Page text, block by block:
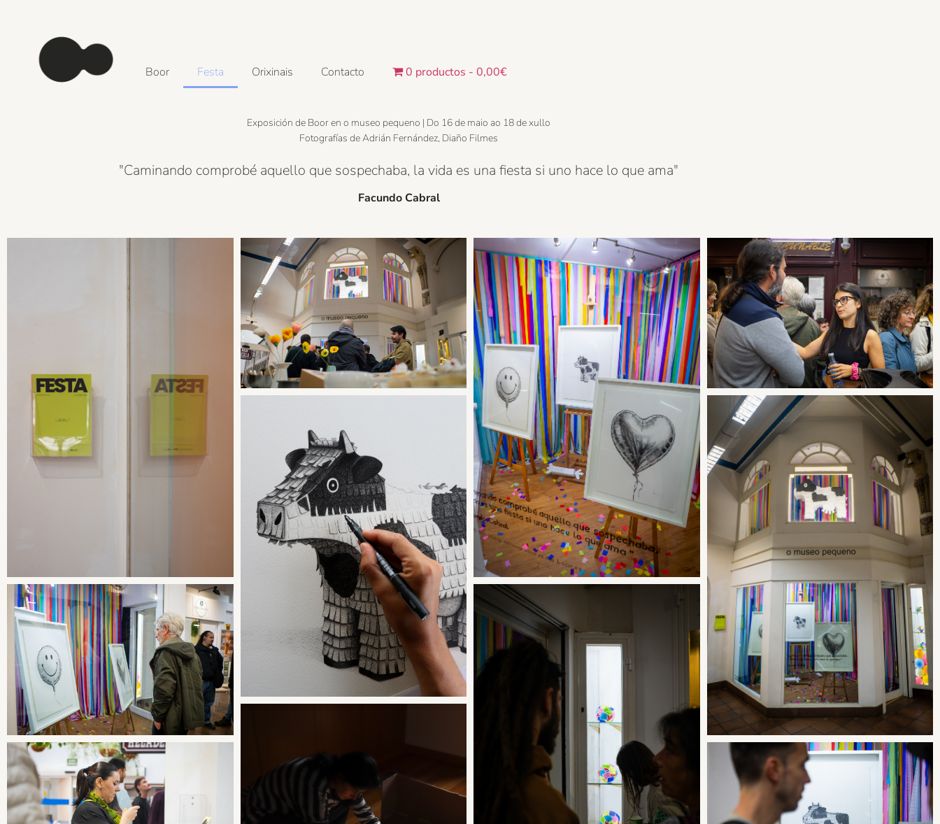
Boor Festa Orixinais Contacto 0 productos 0,00€
Exposición de Boor en o museo pequeno | Do 16 de maio ao 18 de xullo
Fotografías de Adrián Fernández, Diaño Filmes
"Caminando comprobé aquello que sospechaba, la vida es una fiesta si uno hace lo que ama"
Facundo Cabral